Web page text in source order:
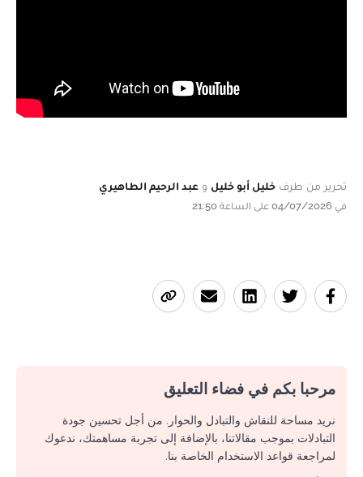
تحرير من طرف خليل أبو خليل و عبد الرحيم الطاهيري
في 04/07/2026 على الساعة 21:50
مرحبا بكم في فضاء التعليق
نريد مساحة للنقاش والتبادل والحوار. من أجل تحسين جودة
التبادلات بموجب مقالاتنا، بالإضافة إلى تجربة مساهمتك، ندعوك
لمراجعة قواعد الاستخدام الخاصة بنا.